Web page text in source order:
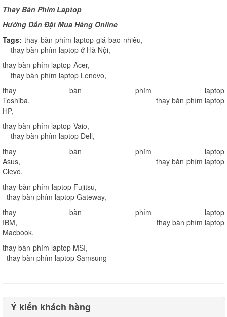
Thay Bàn Phím Laptop
Hướng Dẫn Đặt Mua Hàng Online
Tags: thay bàn phím laptop giá bao nhiêu,
thay bàn phím laptop ở Hà Nội,
thay bàn phím laptop Acer,
thay bàn phím laptop Lenovo,
thay bàn phím laptop
Toshiba,
thay bàn phím laptop
HP,
thay bàn phím laptop Vaio,
thay bàn phím laptop Dell,
thay bàn phím laptop
Asus,
thay bàn phím laptop
Clevo,
thay bàn phím laptop Fujitsu,
thay bàn phím laptop Gateway,
thay bàn phím laptop
IBM, thay bàn phím laptop
Macbook,
thay bàn phím laptop MSI,
thay bàn phím laptop Samsung
Ý kiến khách hàng